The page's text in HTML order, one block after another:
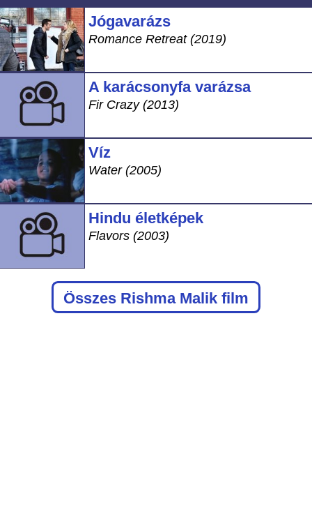
Jógavarázs
Romance Retreat (2019)
A karácsonyfa varázsa
Fir Crazy (2013)
Víz
Water (2005)
Hindu életképek
Flavors (2003)
Összes Rishma Malik film